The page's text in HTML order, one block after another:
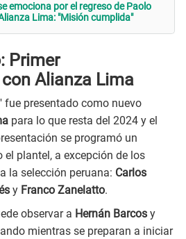
emociona por el regreso de Paolo
Lima: "Misión cumplida"
Primer
Alianza Lima
fue presentado como nuevo
para lo que resta del 2024 y el
se programó un
plantel, a excepción de los
la selección peruana: Carlos
y Franco Zanelatto.
observar a Hernán Barcos y
mientras se preparan a iniciar